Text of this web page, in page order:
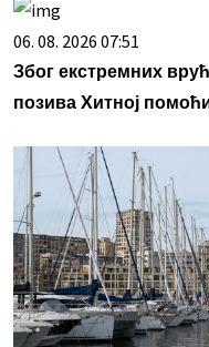
06. 08. 2026 07:51
Због екстремних
позива Хитној